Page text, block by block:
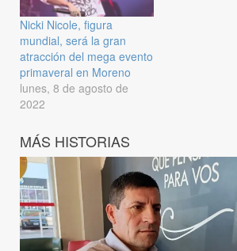
Nicki Nicole, figura
mundial, será la gran
atracción del mega evento
primaveral en Moreno
lunes, 8 de agosto de
2022
MÁS HISTORIAS